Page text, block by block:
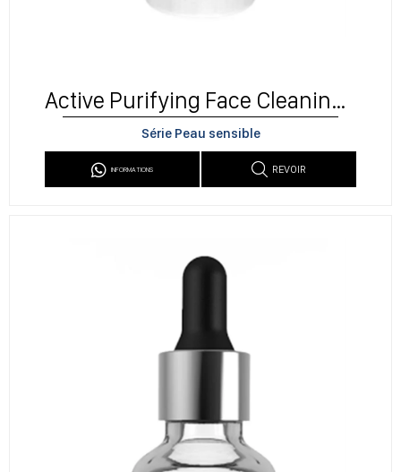
Active Purifying Face Cleaning Foam
Série Peau sensible
REVOIR